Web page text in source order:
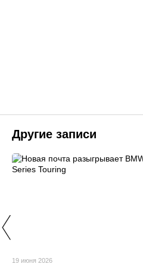
Другие записи
19 июня 2026